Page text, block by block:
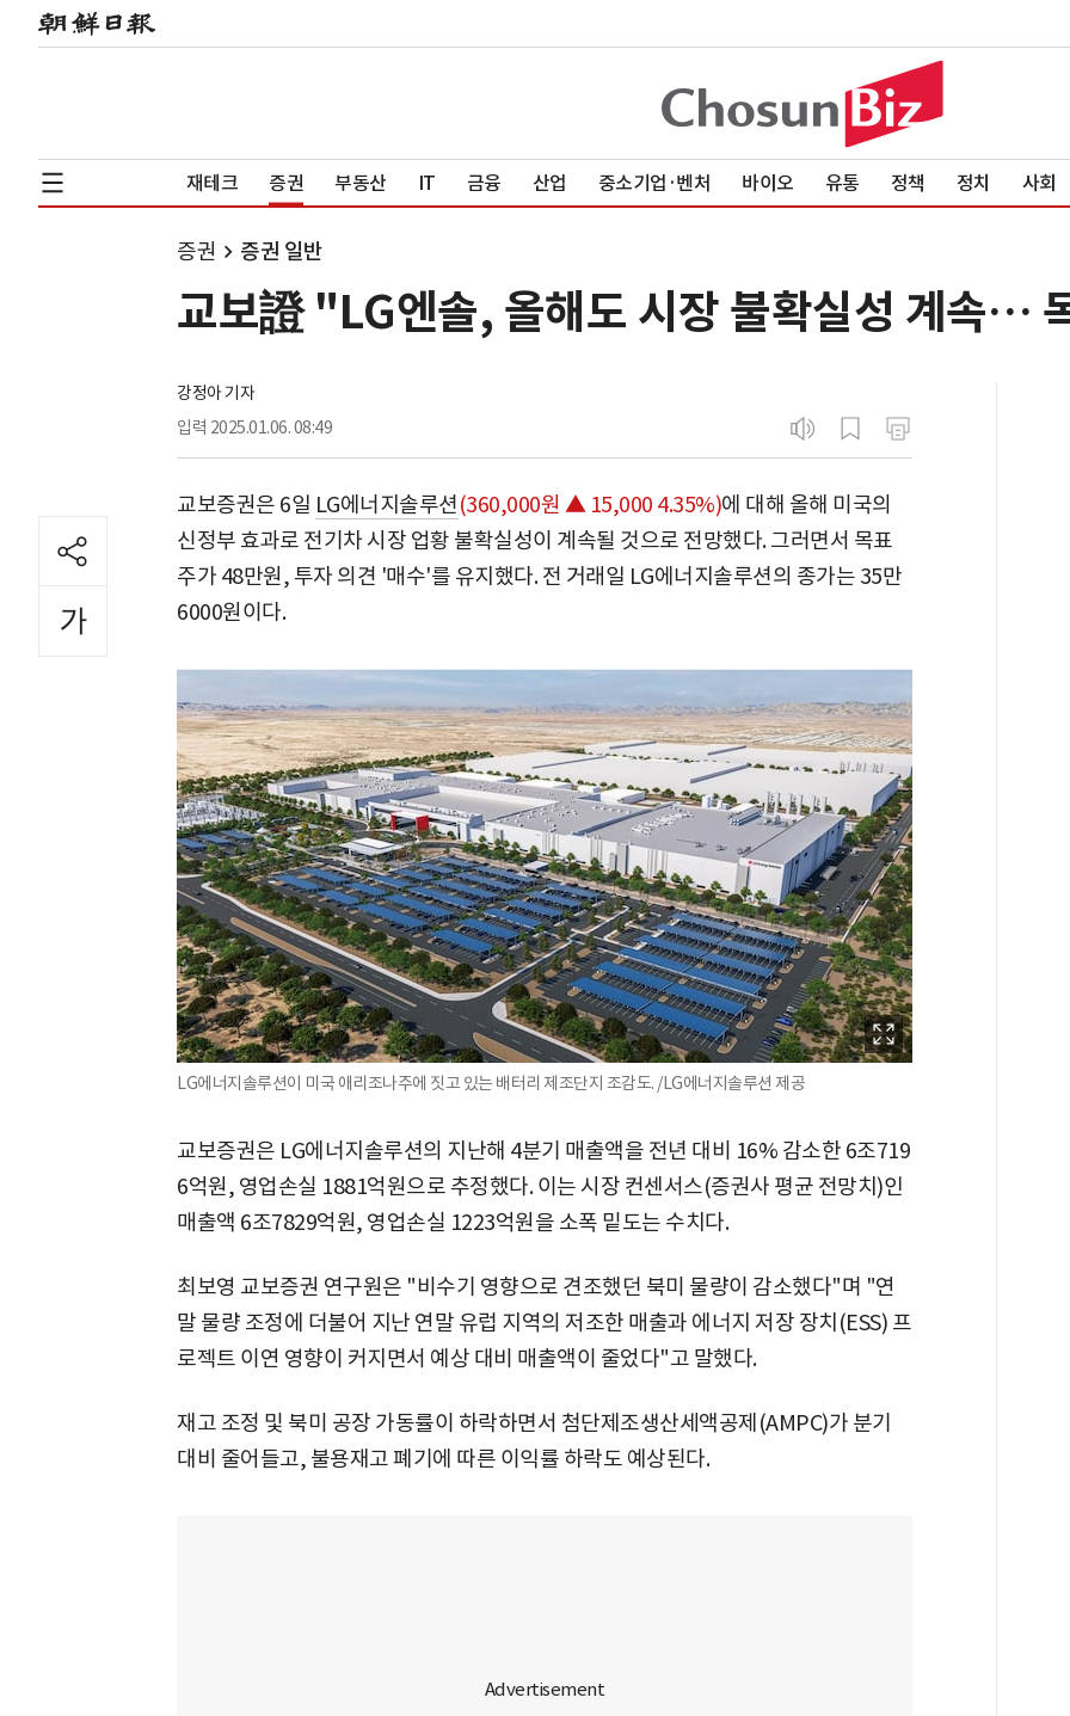
재테크 증권 부동산 IT 금융 산업 중소기업·벤처 바이오 유통 정책 정치 사회
증권 증권 일반
교보證 "LG엔솔, 올해도 시장 불확실성 계속…
강정아 기자
입력 2025.01.06. 08:49
교보증권은 6일 LG에너지솔루션(360,000원 ▲ 15,000 4.35%)에 대해 올해 미국의
신정부 효과로 전기차 시장 업황 불확실성이 계속될 것으로 전망했다. 그러면서 목표
주가 48만원, 투자 의견 '매수'를 유지했다. 전 거래일 LG에너지솔루션의 종가는 35만
6000원이다.
LG에너지솔루션이 미국 애리조나주에 짓고 있는 배터리 제조단지 조감도. /LG에너지솔루션 제공
교보증권은 LG에너지솔루션의 지난해 4분기 매출액을 전년 대비 16% 감소한 6조719
6억원, 영업손실 1881억원으로 추정했다. 이는 시장 컨센서스(증권사 평균 전망치)인
매출액 6조7829억원, 영업손실 1223억원을 소폭 밑도는 수치다.
최보영 교보증권 연구원은 "비수기 영향으로 견조했던 북미 물량이 감소했다"며 "연
말 물량 조정에 더불어 지난 연말 유럽 지역의 저조한 매출과 에너지 저장 장치(ESS) 프
로젝트 이연 영향이 커지면서 예상 대비 매출액이 줄었다"고 말했다.
재고 조정 및 북미 공장 가동률이 하락하면서 첨단제조생산세액공제(AMPC)가 분기
대비 줄어들고, 불용재고 폐기에 따른 이익률 하락도 예상된다.